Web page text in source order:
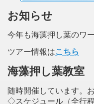
お知らせ
今年も海藻押し葉のワ
ツアー情報はこちら
海藻押し葉教室
随時開催しています。
◇スケジュール（全行